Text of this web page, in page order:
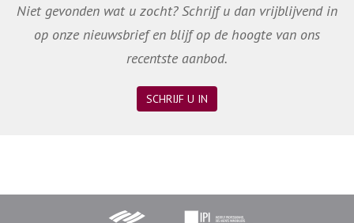
Niet gevonden wat u zocht? Schrijf u dan vrijblijvend in
op onze nieuwsbrief en blijf op de hoogte van ons
recentste aanbod.
SCHRIJF U IN